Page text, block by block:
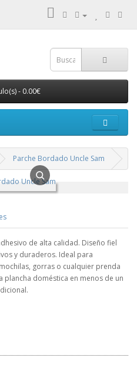
- 0.00€
Parche Bordado Uncle Sam
de alta calidad. Diseño fiel
y duraderos. Ideal para
gorras o cualquier prenda
plancha doméstica en menos de un